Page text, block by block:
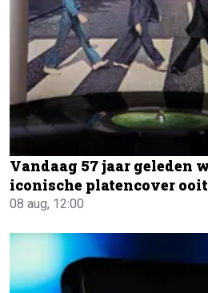
Vandaag 57 jaar geleden
iconische platencover
08 aug, 12:00